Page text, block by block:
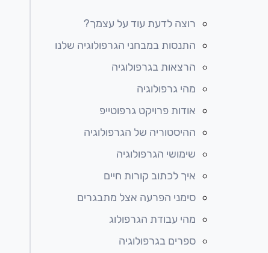
רוצה לדעת עוד על עצמך?
התנסות במבחני הגרפולוגיה שלנו
הרצאות בגרפולוגיה
מהי גרפולוגיה
אודות פרויקט גרפוטייפ
ההיסטוריה של הגרפולוגיה
שימושי הגרפולוגיה
איך לכתוב קורות חיים
סימני הפרעה אצל מתבגרים
מהי עבודת הגרפולוג
ספרים בגרפולוגיה